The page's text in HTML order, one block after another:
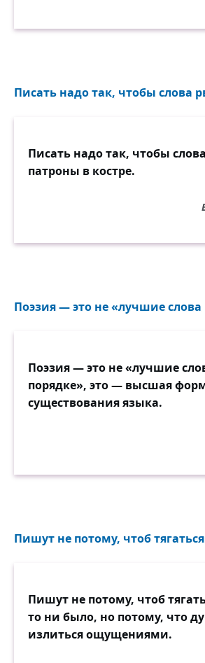
Писать надо так, чтобы слова
Писать надо так, чтобы
патроны в костре.
Поэзия — это не «лучшие
Поэзия — это не «лучшие
порядке», это — высшая
существования языка.
Пишут не потому, чтоб
Пишут не потому, чтоб
то ни было, но потому, что
излиться ощущениями.